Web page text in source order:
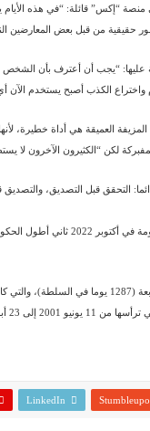
“إكس” قائلة: “في هذه الأيام
حقيقية من قبل بعض المعارضين
عليها: “يجب أن أعترف بأن الشخص
الكذب أصبح يستخدم الآن
العميقة هي أداة
لكن “الكثيرون الآخرون لا
التحقق قبل التصديق،
وتجاوزت حكومة ميلوني حكومة سيلفيو برلسكوني
LinkedIn